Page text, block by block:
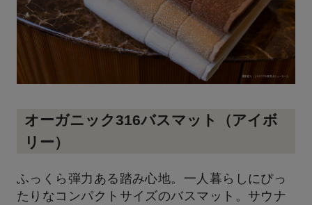
オーガニック316バスマット（アイボ
リー）
ふっくら弾力ある踏み心地。一人暮らしにぴっ
たりなコンパクトサイズのバスマット。サウナ